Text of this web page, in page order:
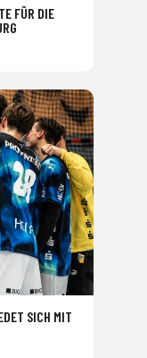
FÜR DIE
SICH MIT